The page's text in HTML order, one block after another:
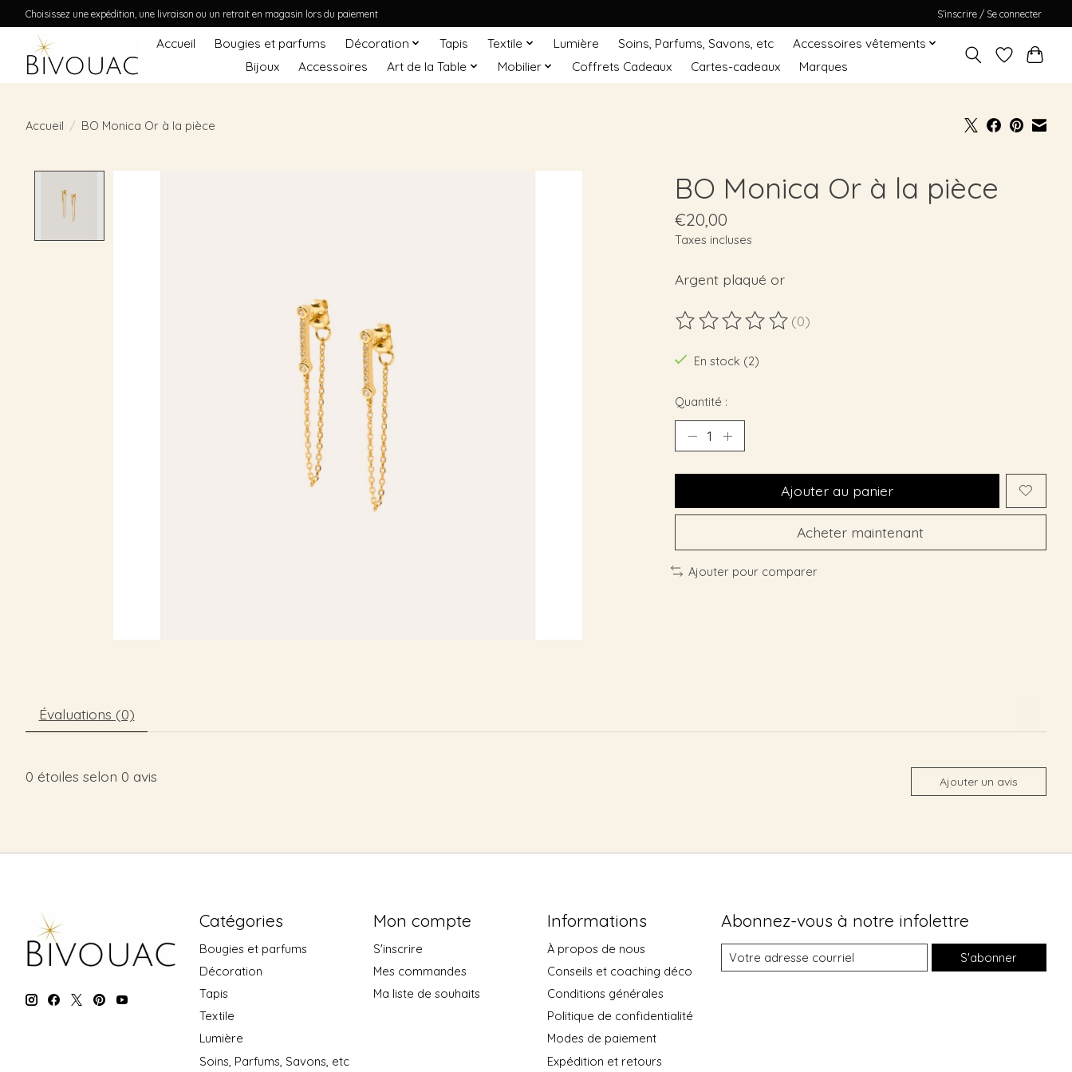
Choisissez une expédition, une livraison ou un retrait en magasin lors du paiement S’inscrire / Se connecter
Accueil Bougies et parfums Décoration Tapis Textile Lumière Soins, Parfums, Savons, etc
Accessoires vêtements
Bijoux
Accessoires Art de la Table Mobilier Coffrets Cadeaux Cartes-cadeaux Marques
Accueil / BO Monica Or à la pièce
BO Monica Or à la pièce
€20,00
Taxes incluses
Argent plaqué or
Ce produit est évalué à
(0)
En stock (2)
Quantité :
Ajouter au panier
Acheter maintenant
Ajouter pour comparer
Évaluations (0)
0 étoiles selon 0 avis Ajouter un avis
Catégories
Bougies et parfums
Décoration
Tapis
Textile
Lumière
Soins, Parfums, Savons, etc
Mon compte
S'inscrire
Mes commandes
Ma liste de souhaits
Informations
À propos de nous
Conseils et coaching déco
Conditions générales
Politique de confidentialité
Modes de paiement
Expédition et retours
Abonnez-vous à notre infolettre
S'abonner